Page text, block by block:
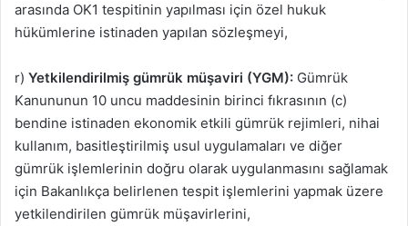
arasında OK1 tespitinin yapılması için özel hukuk
hükümlerine istinaden yapılan sözleşmeyi,
r) Yetkilendirilmiş gümrük müşaviri (YGM): Gümrük
Kanununun 10 uncu maddesinin birinci fıkrasının (c)
bendine istinaden ekonomik etkili gümrük rejimleri, nihai
kullanım, basitleştirilmiş usul uygulamaları ve diğer
gümrük işlemlerinin doğru olarak uygulanmasını sağlamak
için Bakanlıkça belirlenen tespit işlemlerini yapmak üzere
yetkilendirilen gümrük müşavirlerini,